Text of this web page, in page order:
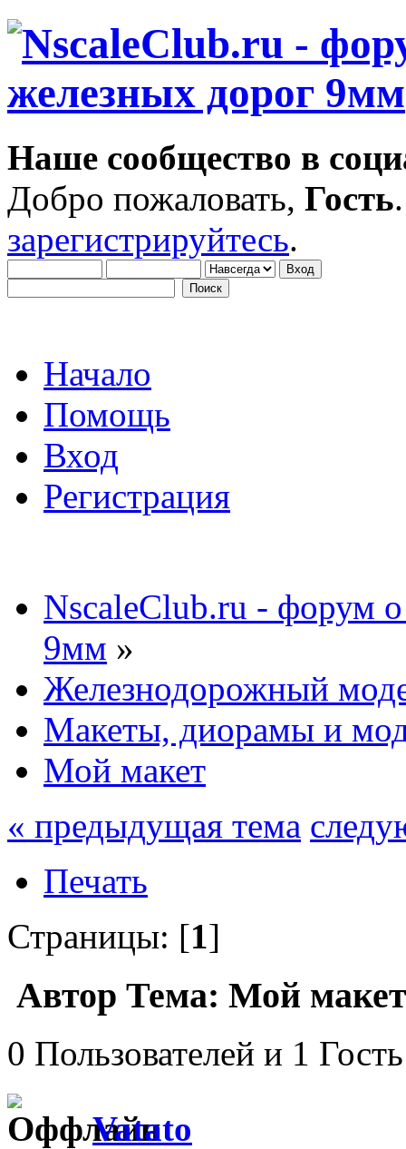
Наше сообщество в
Добро пожаловать, Гость
зарегистрируйтесь.
Начало
Помощь
Вход
Регистрация
NscaleClub.ru - форум
9мм »
Железнодорожный
Макеты, диорамы и
Мой макет
« предыдущая тема
Печать
Страницы: [1]
Автор Тема: Мой
0 Пользователей и 1
Vatato